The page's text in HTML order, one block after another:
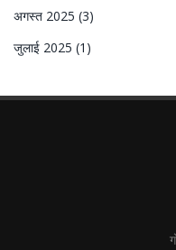
अगस्त 2025 (3)
जुलाई 2025 (1)